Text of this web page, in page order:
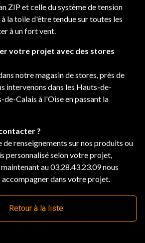
ZIP et celle du système de tension
la toile d'être tendue sur toutes les
à un fort vent.
votre projet avec des stores
notre magasin de stores, près de
intervenons dans les Hauts-de-
de-Calais à l'Oise en passant la
?
de renseignements sur nos produits ou
personnalisé selon votre projet,
au 03.28.43.23.09 nous
accompagner dans votre projet.
Retour à la liste